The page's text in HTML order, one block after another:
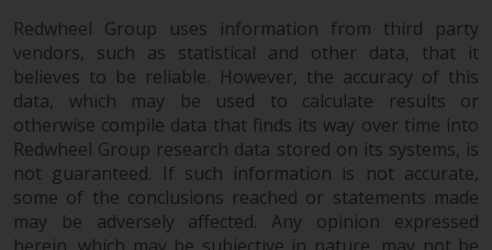
Recht umgesetzt und dann beim
Austritt des Vereinigten
Königreichs aus der Europäischen
Union ersetzt haben; es kann
jedoch zusätzliche Anforderungen
oder Formalitäten geben, die Ihre
Anlage verbieten.
Dementsprechend sind Sie
Redwheel Group uses information from third party
vendors, such as statistical and other data, that it
believes to be reliable. However, the accuracy of this
data, which may be used to calculate results or
otherwise compile data that finds its way over time into
Redwheel Group research data stored on its systems, is
not guaranteed. If such information is not accurate,
some of the conclusions reached or statements made
may be adversely affected. Any opinion expressed